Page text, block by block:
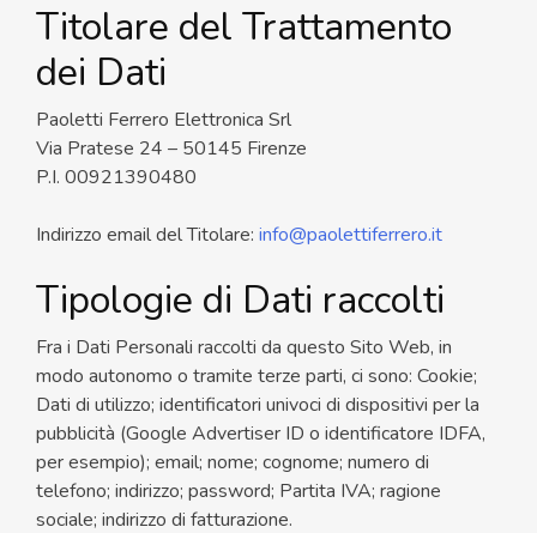
Titolare del Trattamento
dei Dati
Paoletti Ferrero Elettronica Srl
Via Pratese 24 – 50145 Firenze
P.I. 00921390480
Indirizzo email del Titolare: info@paolettiferrero.it
Tipologie di Dati raccolti
Fra i Dati Personali raccolti da questo Sito Web, in
modo autonomo o tramite terze parti, ci sono: Cookie;
Dati di utilizzo; identificatori univoci di dispositivi per la
pubblicità (Google Advertiser ID o identificatore IDFA,
per esempio); email; nome; cognome; numero di
telefono; indirizzo; password; Partita IVA; ragione
sociale; indirizzo di fatturazione.